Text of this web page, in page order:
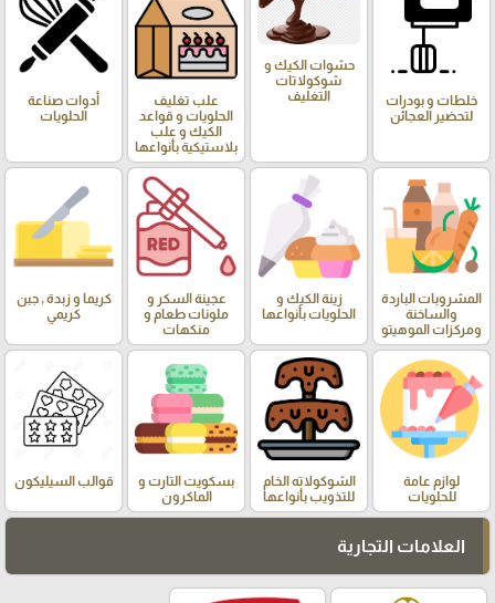
خلطات و بودرات
لتحضير العجائن
حشوات الكيك و
شوكولاتات
التغليف
علب تغليف
الحلويات و قواعد
الكيك و علب
بلاستيكية بأنواعها
أدوات صناعة
الحلويات
المشروبات الباردة
والساخنة
ومركزات الموهيتو
زينة الكيك و
الحلويات بأنواعها
عجينة السكر و
ملونات طعام و
منكهات
كريما و زبدة , جبن
كريمي
لوازم عامة
للحلويات
الشوكولاته الخام
للتذويب بأنواعها
بسكويت التارت و
الماكرون
قوالب السيليكون
العلامات التجارية